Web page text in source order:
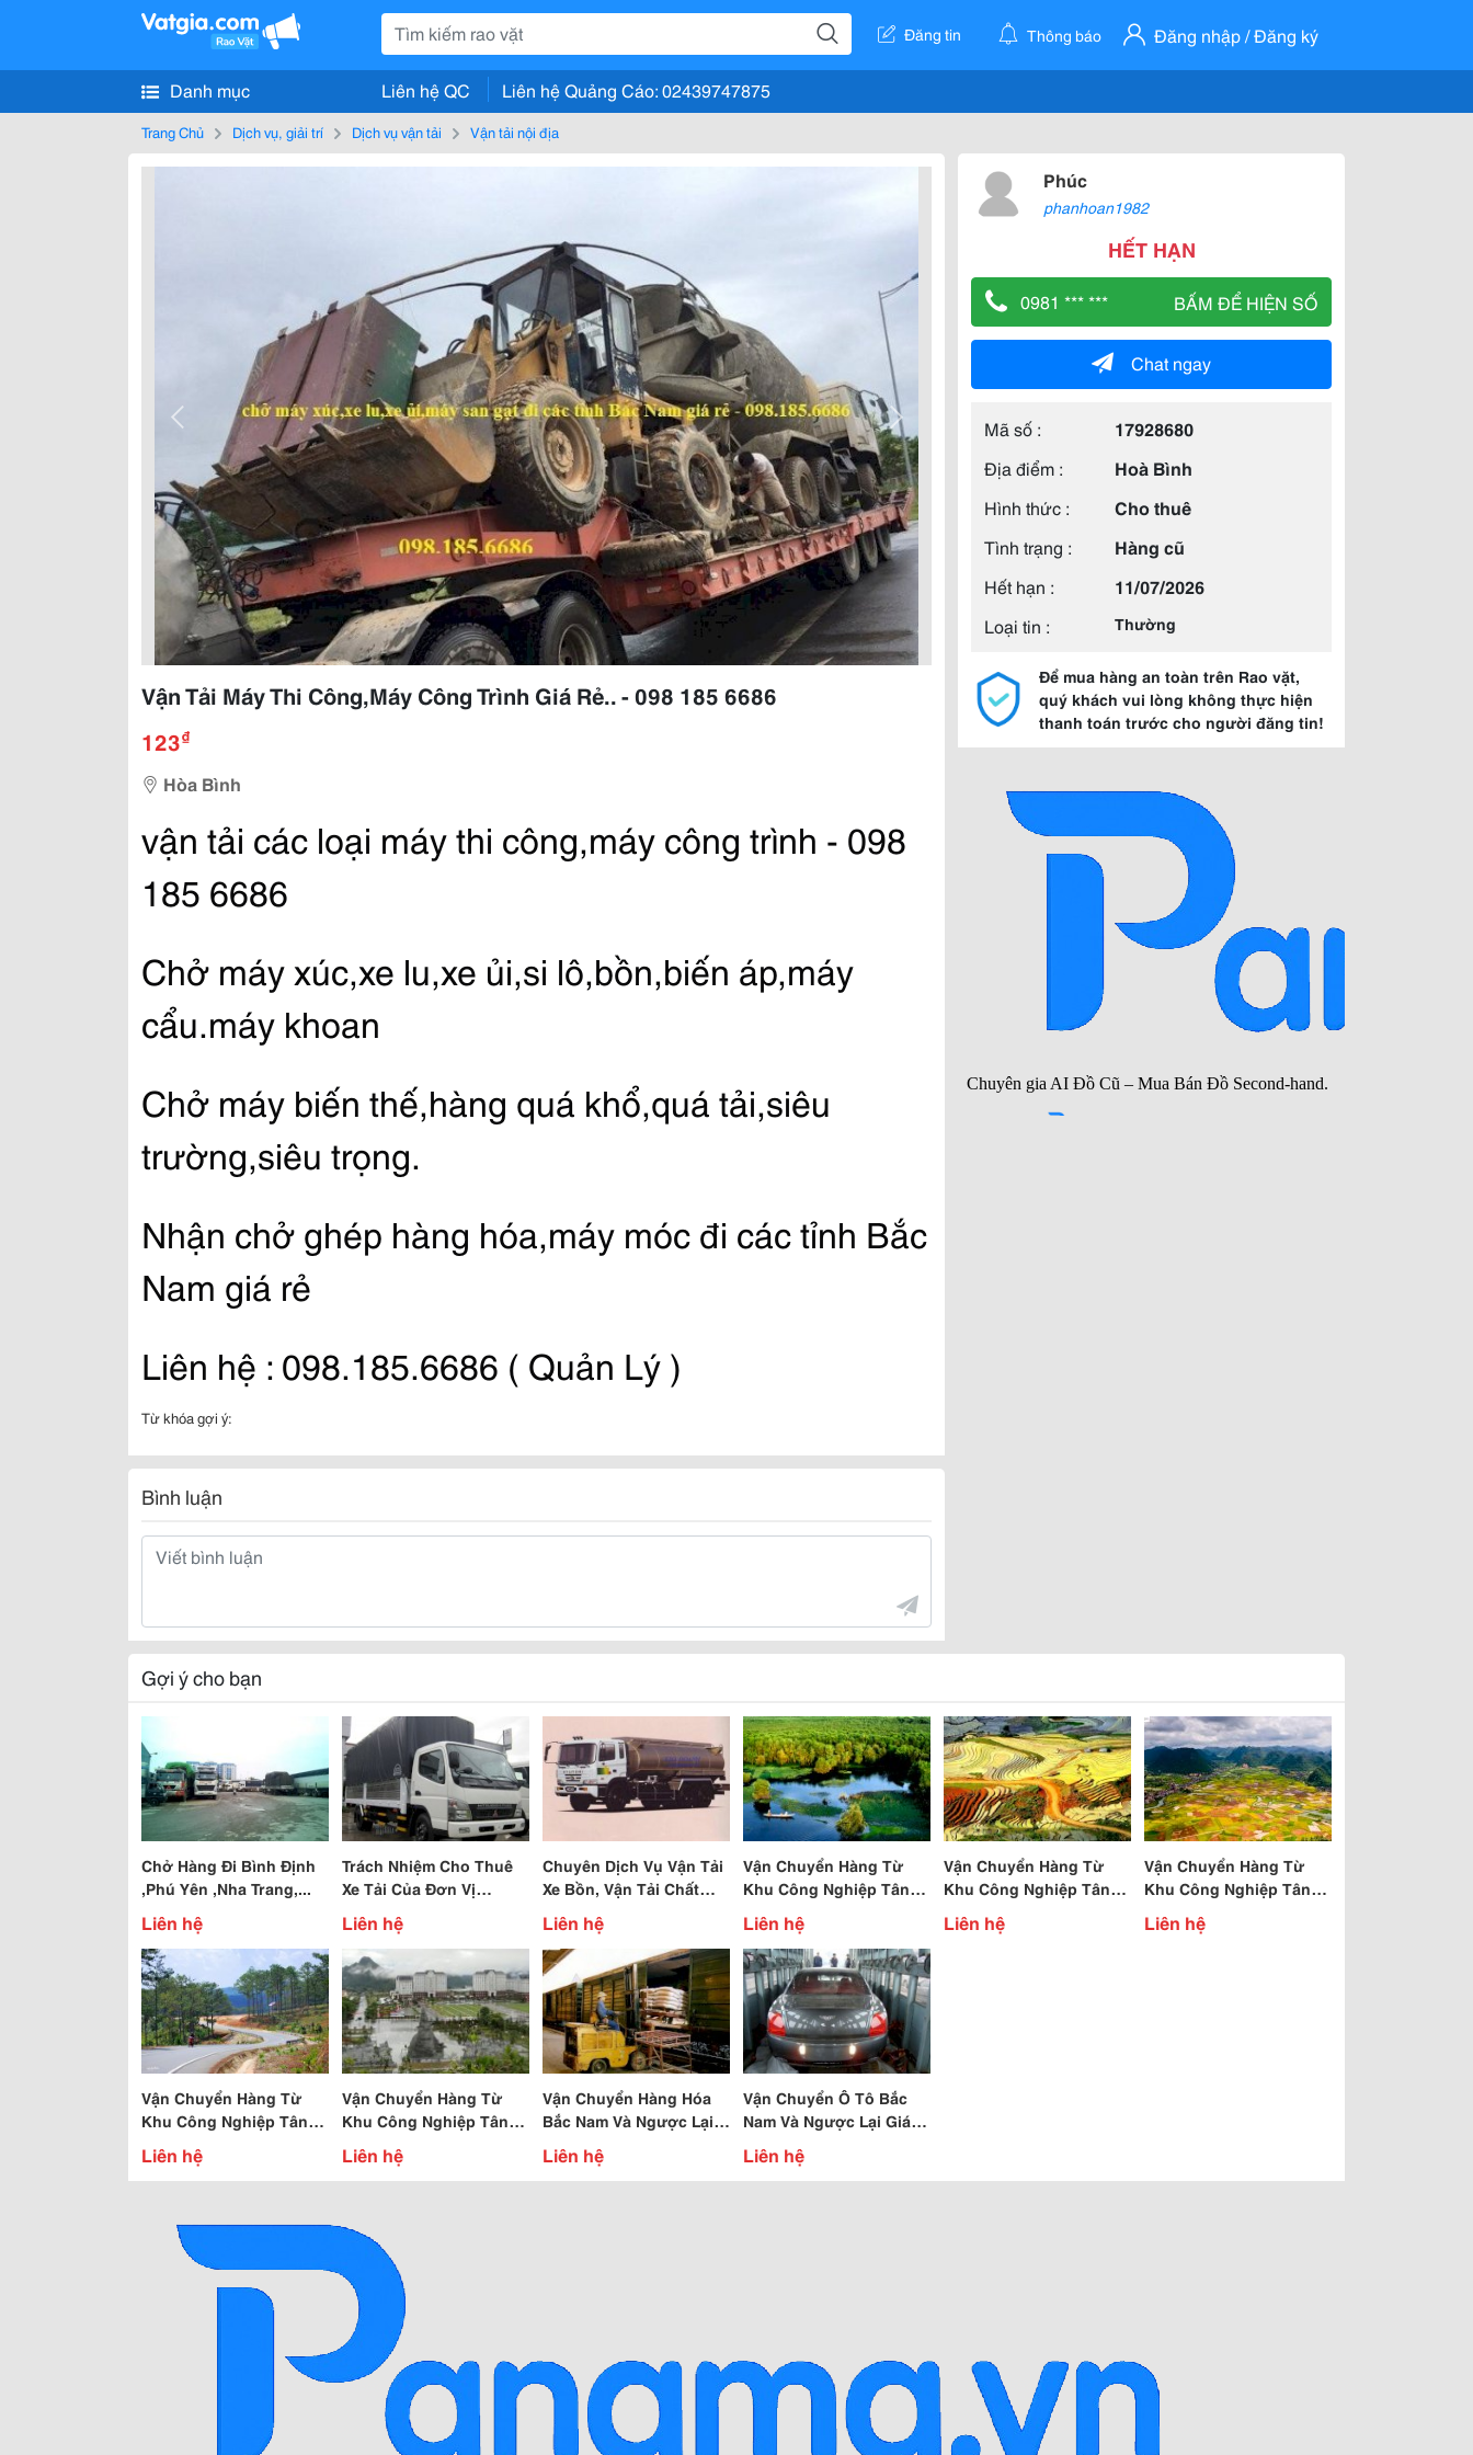
Đăng tin Thông báo Đăng nhập / Đăng ký
Danh mục Liên hệ QC Liên hệ Quảng Cáo: 02439747875
Trang Chủ Dịch vụ, giải trí Dịch vụ vận tải Vận tải nội địa
Vận Tải Máy Thi Công,Máy Công Trình Giá Rẻ.. - 098 185 6686
123₫
Hòa Bình
vận tải các loại máy thi công,máy công trình - 098
185 6686
Chở máy xúc,xe lu,xe ủi,si lô,bồn,biến áp,máy
cẩu.máy khoan
Chở máy biến thế,hàng quá khổ,quá tải,siêu
trường,siêu trọng.
Nhận chở ghép hàng hóa,máy móc đi các tỉnh Bắc
Nam giá rẻ
Liên hệ : 098.185.6686 ( Quản Lý )
Từ khóa gợi ý:
Bình luận
Phúc
phanhoan1982
HẾT HẠN
0981 *** *** BẤM ĐỂ HIỆN SỐ
Chat ngay
Mã số :
17928680
Địa điểm :
Hoà Bình
Hình thức :
Cho thuê
Tình trạng :
Hàng cũ
Hết hạn :
11/07/2026
Loại tin :
Thường
Để mua hàng an toàn trên Rao vặt,
quý khách vui lòng không thực hiện
thanh toán trước cho người đăng tin!
Gợi ý cho bạn
Chở Hàng Đi Bình Định
,Phú Yên ,Nha Trang,...
Liên hệ
Trách Nhiệm Cho Thuê
Xe Tải Của Đơn Vị
Đường Việt
Liên hệ
Chuyên Dịch Vụ Vận Tải
Xe Bồn, Vận Tải Chất
Lỏng, Hóa Chất, Xăng
Dầu...
Liên hệ
Vận Chuyển Hàng Từ
Khu Công Nghiệp Tân
Bình Đi Long An
Liên hệ
Vận Chuyển Hàng Từ
Khu Công Nghiệp Tân
Bình Đi Lào Cai
Liên hệ
Vận Chuyển Hàng Từ
Khu Công Nghiệp Tân
Bình Đi Lạng Sơn
Liên hệ
Vận Chuyển Hàng Từ
Khu Công Nghiệp Tân
Bình Đi Lâm Đồng
Liên hệ
Vận Chuyển Hàng Từ
Khu Công Nghiệp Tân
Bình Đi Lai Châu
Liên hệ
Vận Chuyển Hàng Hóa
Bắc Nam Và Ngược Lại
Giá Cực Rẻ
Liên hệ
Vận Chuyển Ô Tô Bắc
Nam Và Ngược Lại Giá
Rẻ
Liên hệ